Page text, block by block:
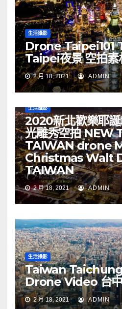
生活攝影
Drone Taipei101
Taipei夜景 空拍素
2 月 18, 2021 ADMIN
生活攝影
2020新北歡樂耶
光雕秀空拍 NEW
TAIWAN drone
Christmas Walt
TAIWAN
2 月 18, 2021 ADMIN
生活攝影
Taiwan
Drone Video 台
2 月 18, 2021 ADMIN